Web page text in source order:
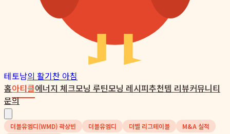
테토남의 활기찬 아침
홈아티클에너지 체크모닝 루틴모닝 레시피추천템 리뷰커뮤니티
문의
더블유엠디(WMD) 곽상빈 더블유엠디 더벨 리그테이블
M&A 실적